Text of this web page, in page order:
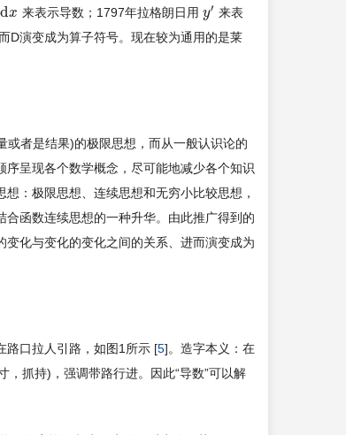
dx
x 来表示导数；1797年拉格朗日用 y′
y′ 来表
D演变成为算子符号。现在较为通用的是莱
者是结果)的极限思想，而从一般认识论的
呈现各个数学概念，尽可能地减少各个知识
：极限思想、连续思想和无穷小比较思想，
函数连续思想的一种升华。由此推广得到的
化与变化的变化之间的关系、进而演变成为
路口拉人引路，如图1所示 [5]。造字本义：在
，抓持)，强调带路行进。因此“导数”可以解